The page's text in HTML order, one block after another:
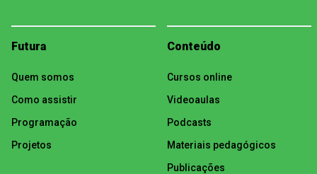
Futura
Quem somos
Como assistir
Programação
Projetos
Conteúdo
Cursos online
Videoaulas
Podcasts
Materiais pedagógicos
Publicações